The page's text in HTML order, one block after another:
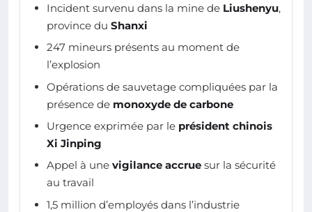
Incident survenu dans la mine de Liushenyu,
province du Shanxi
247 mineurs présents au moment de
l’explosion
Opérations de sauvetage compliquées par la
présence de monoxyde de carbone
Urgence exprimée par le président chinois
Xi Jinping
Appel à une vigilance accrue sur la sécurité
au travail
1,5 million d’employés dans l’industrie